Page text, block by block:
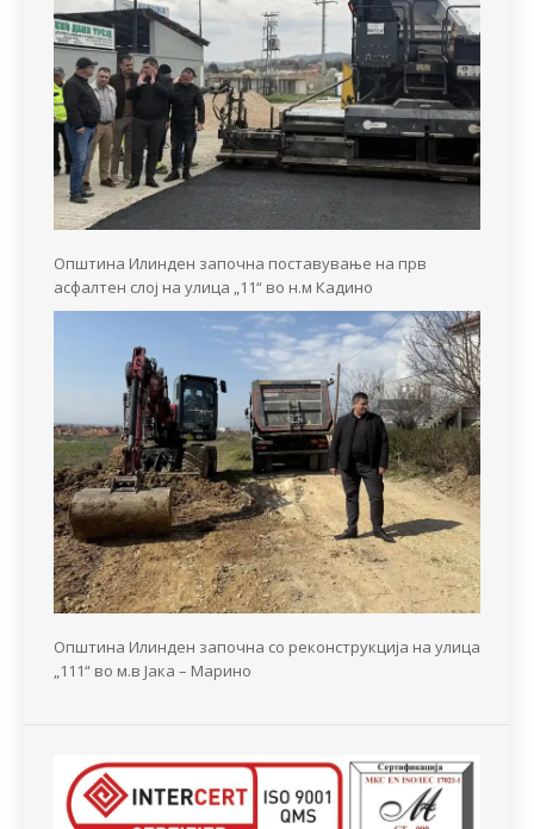
Општина Илинден започна поставување на прв
асфалтен слој на улица „11“ во н.м Кадино
Општина Илинден започна со реконструкција на улица
„111“ во м.в Јака – Марино